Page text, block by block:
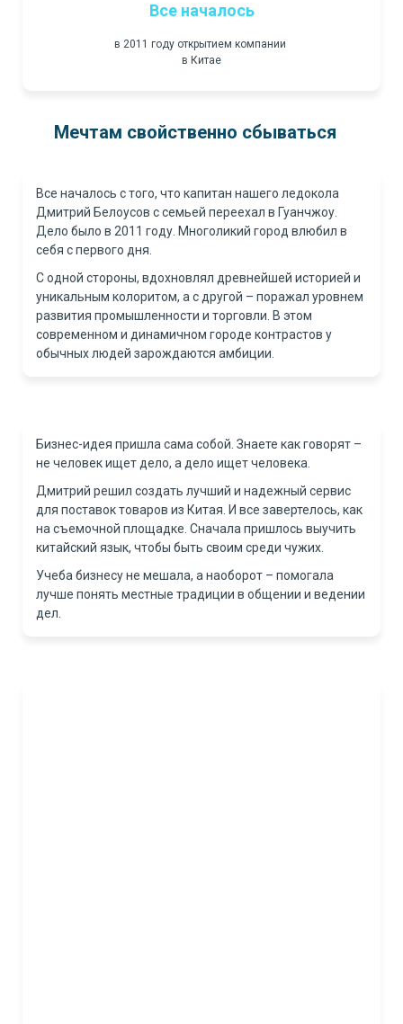
Все началось
в 2011 году открытием компании
в Китае
Мечтам свойственно сбываться
Все началось с того, что капитан нашего ледокола
Дмитрий Белоусов с семьей переехал в Гуанчжоу.
Дело было в 2011 году. Многоликий город влюбил в
себя с первого дня.
С одной стороны, вдохновлял древнейшей историей и
уникальным колоритом, а с другой – поражал уровнем
развития промышленности и торговли. В этом
современном и динамичном городе контрастов у
обычных людей зарождаются амбиции.
Бизнес-идея пришла сама собой. Знаете как говорят –
не человек ищет дело, а дело ищет человека.
Дмитрий решил создать лучший и надежный сервис
для поставок товаров из Китая. И все завертелось, как
на съемочной площадке. Сначала пришлось выучить
китайский язык, чтобы быть своим среди чужих.
Учеба бизнесу не мешала, а наоборот – помогала
лучше понять местные традиции в общении и ведении
дел.